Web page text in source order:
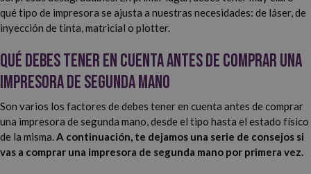
qué tipo de impresora se ajusta a nuestras necesidades: de láser, de
inyección de tinta, matricial o plotter.
Qué debes tener en cuenta antes de comprar una
impresora de segunda mano
Son varios los factores de debes tener en cuenta antes de comprar
una impresora de segunda mano, desde el tipo hasta el estado físico
de la misma.A continuación, te dejamos una serie de consejos si
vas a comprar una impresora de segunda mano por primera vez.